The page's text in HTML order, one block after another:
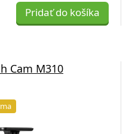
Pridať do košíka
Cam M310